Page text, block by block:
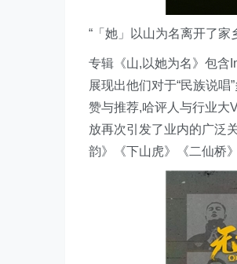
“「她」以山为名离开了
专辑《山,以她为名》包含
展现出他们对于“民族说
赞与推荐,哈评人与行业大
放再次引发了业内的广泛
韵》《下山虎》《二仙桥